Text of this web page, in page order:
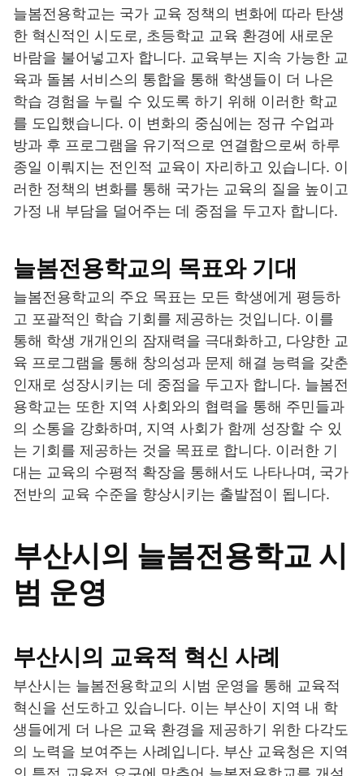
늘봄전용학교는 국가 교육 정책의 변화에 따라 탄생
한 혁신적인 시도로, 초등학교 교육 환경에 새로운
바람을 불어넣고자 합니다. 교육부는 지속 가능한 교
육과 돌봄 서비스의 통합을 통해 학생들이 더 나은
학습 경험을 누릴 수 있도록 하기 위해 이러한 학교
를 도입했습니다. 이 변화의 중심에는 정규 수업과
방과 후 프로그램을 유기적으로 연결함으로써 하루
종일 이뤄지는 전인적 교육이 자리하고 있습니다. 이
러한 정책의 변화를 통해 국가는 교육의 질을 높이고
가정 내 부담을 덜어주는 데 중점을 두고자 합니다.
늘봄전용학교의 목표와 기대
늘봄전용학교의 주요 목표는 모든 학생에게 평등하
고 포괄적인 학습 기회를 제공하는 것입니다. 이를
통해 학생 개개인의 잠재력을 극대화하고, 다양한 교
육 프로그램을 통해 창의성과 문제 해결 능력을 갖춘
인재로 성장시키는 데 중점을 두고자 합니다. 늘봄전
용학교는 또한 지역 사회와의 협력을 통해 주민들과
의 소통을 강화하며, 지역 사회가 함께 성장할 수 있
는 기회를 제공하는 것을 목표로 합니다. 이러한 기
대는 교육의 수평적 확장을 통해서도 나타나며, 국가
전반의 교육 수준을 향상시키는 출발점이 됩니다.
부산시의 늘봄전용학교 시
범 운영
부산시의 교육적 혁신 사례
부산시는 늘봄전용학교의 시범 운영을 통해 교육적
혁신을 선도하고 있습니다. 이는 부산이 지역 내 학
생들에게 더 나은 교육 환경을 제공하기 위한 다각도
의 노력을 보여주는 사례입니다. 부산 교육청은 지역